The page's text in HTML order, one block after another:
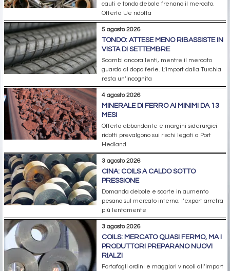
cauti e tondo debole frenano il mercato.
Offerta Ue ridotta
5 agosto 2026
TONDO: ATTESE MENO RIBASSISTE IN
VISTA DI SETTEMBRE
Scambi ancora lenti, mentre il mercato
guarda al dopo ferie. L’import dalla Turchia
resta un’incognita
4 agosto 2026
MINERALE DI FERRO AI MINIMI DA 13
MESI
Offerta abbondante e margini siderurgici
ridotti prevalgono sui rischi legati a Port
Hedland
3 agosto 2026
CINA: COILS A CALDO SOTTO
PRESSIONE
Domanda debole e scorte in aumento
pesano sul mercato interno; l’export arretra
più lentamente
3 agosto 2026
COILS: MERCATO QUASI FERMO, MA I
PRODUTTORI PREPARANO NUOVI
RIALZI
Portafogli ordini e maggiori vincoli all’import